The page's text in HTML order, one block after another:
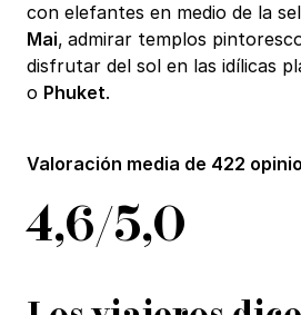
con elefantes en medio de la
Mai, admirar templos
disfrutar del sol en las idílicas
o Phuket.
Valoración media de 422
4,6/5,0